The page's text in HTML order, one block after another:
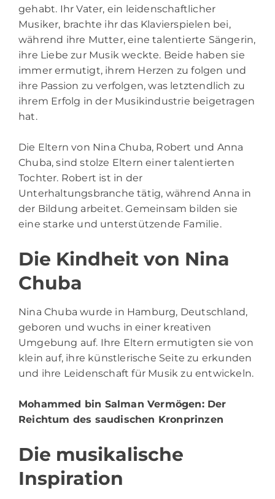
gehabt. Ihr Vater, ein leidenschaftlicher
Musiker, brachte ihr das Klavierspielen bei,
während ihre Mutter, eine talentierte Sängerin,
ihre Liebe zur Musik weckte. Beide haben sie
immer ermutigt, ihrem Herzen zu folgen und
ihre Passion zu verfolgen, was letztendlich zu
ihrem Erfolg in der Musikindustrie beigetragen
hat.
Die Eltern von Nina Chuba, Robert und Anna
Chuba, sind stolze Eltern einer talentierten
Tochter. Robert ist in der
Unterhaltungsbranche tätig, während Anna in
der Bildung arbeitet. Gemeinsam bilden sie
eine starke und unterstützende Familie.
Die Kindheit von Nina
Chuba
Nina Chuba wurde in Hamburg, Deutschland,
geboren und wuchs in einer kreativen
Umgebung auf. Ihre Eltern ermutigten sie von
klein auf, ihre künstlerische Seite zu erkunden
und ihre Leidenschaft für Musik zu entwickeln.
Mohammed bin Salman Vermögen: Der
Reichtum des saudischen Kronprinzen
Die musikalische
Inspiration